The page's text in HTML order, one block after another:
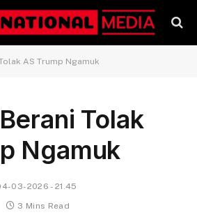
AS Trump Ngamuk
Tolak
Ngamuk
03-2026 - 21.45
3 Mins Read